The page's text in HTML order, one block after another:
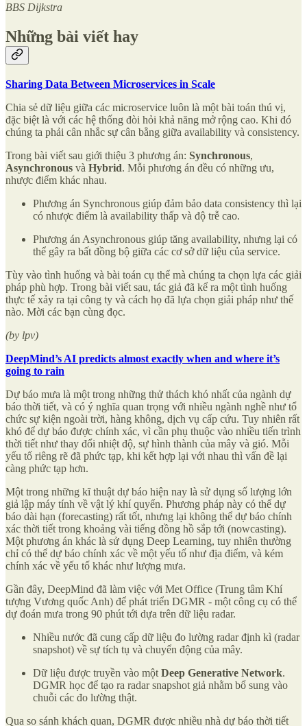
BBS Dijkstra
Những bài viết hay
Sharing Data Between Microservices in Scale
Chia sẻ dữ liệu giữa các microservice luôn là một bài toán thú vị,
đặc biệt là với các hệ thống đòi hỏi khả năng mở rộng cao. Khi đó
chúng ta phải cân nhắc sự cân bằng giữa availability và consistency.
Trong bài viết sau giới thiệu 3 phương án: Synchronous,
Asynchronous và Hybrid. Mỗi phương án đều có những ưu,
nhược điểm khác nhau.
Phương án Synchronous giúp đảm bảo data consistency thì lại
có nhược điểm là availability thấp và độ trễ cao.
Phương án Asynchronous giúp tăng availability, nhưng lại có
thể gây ra bất đồng bộ giữa các cơ sở dữ liệu của service.
Tùy vào tình huống và bài toán cụ thể mà chúng ta chọn lựa các giải
pháp phù hợp. Trong bài viết sau, tác giả đã kể ra một tình huống
thực tế xảy ra tại công ty và cách họ đã lựa chọn giải pháp như thế
nào. Mời các bạn cùng đọc.
(by lpv)
DeepMind’s AI predicts almost exactly when and where it’s
going to rain
Dự báo mưa là một trong những thử thách khó nhất của ngành dự
báo thời tiết, và có ý nghĩa quan trọng với nhiều ngành nghề như tổ
chức sự kiện ngoài trời, hàng không, dịch vụ cấp cứu. Tuy nhiên rất
khó để dự báo được chính xác, vì cần phụ thuộc vào nhiều tiến trình
thời tiết như thay đổi nhiệt độ, sự hình thành của mây và gió. Mỗi
yếu tố riêng rẽ đã phức tạp, khi kết hợp lại với nhau thì vấn đề lại
càng phức tạp hơn.
Một trong những kĩ thuật dự báo hiện nay là sử dụng số lượng lớn
giả lập máy tính về vật lý khí quyển. Phương pháp này có thể dự
báo dài hạn (forecasting) rất tốt, nhưng lại không thể dự báo chính
xác thời tiết trong khoảng vài tiếng đồng hồ sắp tới (nowcasting).
Một phương án khác là sử dụng Deep Learning, tuy nhiên thường
chỉ có thể dự báo chính xác về một yếu tố như địa điểm, và kém
chính xác về yếu tố khác như lượng mưa.
Gần đây, DeepMind đã làm việc với Met Office (Trung tâm Khí
tượng Vương quốc Anh) để phát triển DGMR - một công cụ có thể
dự đoán mưa trong 90 phút tới dựa trên dữ liệu radar.
Nhiều nước đã cung cấp dữ liệu đo lường radar định kì (radar
snapshot) về sự tích tụ và chuyển động của mây.
Dữ liệu được truyền vào một Deep Generative Network.
DGMR học để tạo ra radar snapshot giả nhằm bổ sung vào
chuỗi các đo lường thật.
Qua so sánh khách quan, DGMR được nhiều nhà dự báo thời tiết